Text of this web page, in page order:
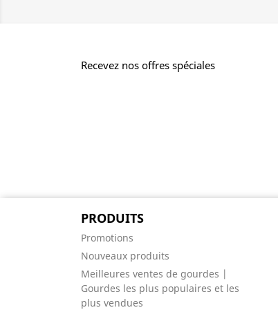
Recevez nos offres spéciales
PRODUITS
Promotions
Nouveaux produits
Meilleures ventes de gourdes |
Gourdes les plus populaires et les
plus vendues